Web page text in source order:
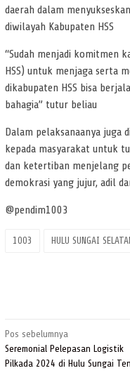
daerah dalam
diwilayah Kabupaten HSS
“Sudah menjadi komitmen
HSS) untuk menjaga serta
dikabupaten HSS bisa
bahagia” tutur beliau
Dalam pelaksanaanya juga
kepada masyarakat untuk
dan ketertiban menjelang
demokrasi yang jujur, adil
@pendim1003
1003 HULU SUNGAI
Navigasi
pos
Pos sebelumnya
Seremonial Pelepasan Logistik
Pilkada 2024 di Hulu Sungai